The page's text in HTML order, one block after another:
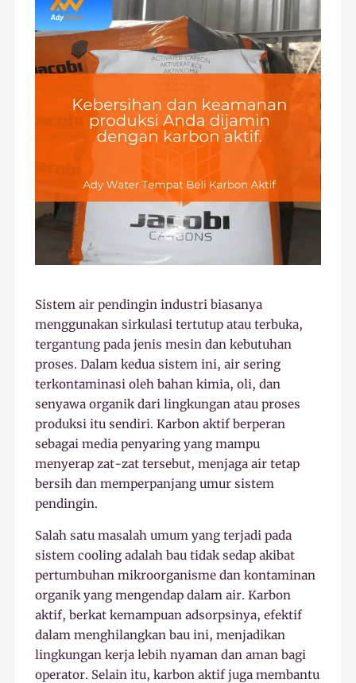
Sistem air pendingin industri biasanya
menggunakan sirkulasi tertutup atau terbuka,
tergantung pada jenis mesin dan kebutuhan
proses. Dalam kedua sistem ini, air sering
terkontaminasi oleh bahan kimia, oli, dan
senyawa organik dari lingkungan atau proses
produksi itu sendiri. Karbon aktif berperan
sebagai media penyaring yang mampu
menyerap zat-zat tersebut, menjaga air tetap
bersih dan memperpanjang umur sistem
pendingin.
Salah satu masalah umum yang terjadi pada
sistem cooling adalah bau tidak sedap akibat
pertumbuhan mikroorganisme dan kontaminan
organik yang mengendap dalam air. Karbon
aktif, berkat kemampuan adsorpsinya, efektif
dalam menghilangkan bau ini, menjadikan
lingkungan kerja lebih nyaman dan aman bagi
operator. Selain itu, karbon aktif juga membantu